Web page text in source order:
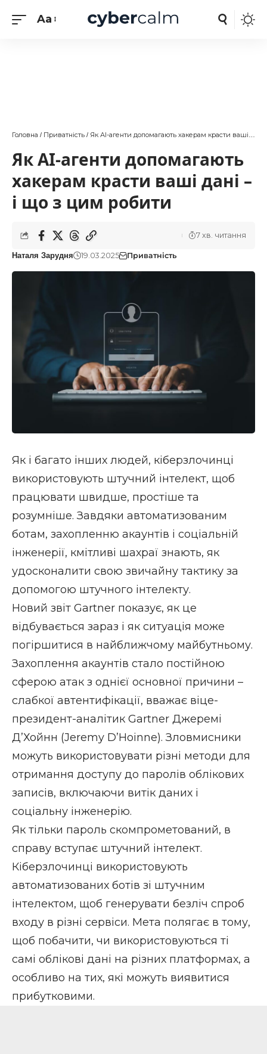
Aa
Головна / Приватність / Як АІ-агенти допомагають хакерам красти ваші дані – і що з цим робити
Як АІ-агенти допомагають
хакерам красти ваші дані –
і що з цим робити
Наталя Зарудня 19.03.2025 Приватність
7 хв. читання
Як і багато інших людей, кіберзлочинці
використовують штучний інтелект, щоб
працювати швидше, простіше та
розумніше. Завдяки автоматизованим
ботам, захопленню акаунтів і соціальній
інженерії, кмітливі шахраї знають, як
удосконалити свою звичайну тактику за
допомогою штучного інтелекту.
Новий звіт Gartner показує, як це
відбувається зараз і як ситуація може
погіршитися в найближчому майбутньому.
Захоплення акаунтів стало постійною
сферою атак з однієї основної причини –
слабкої автентифікації, вважає віце-
президент-аналітик Gartner Джеремі
Д’Хойнн (Jeremy D’Hoinne). Зловмисники
можуть використовувати різні методи для
отримання доступу до паролів облікових
записів, включаючи витік даних і
соціальну інженерію.
Як тільки пароль скомпрометований, в
справу вступає штучний інтелект.
Кіберзлочинці використовують
автоматизованих ботів зі штучним
інтелектом, щоб генерувати безліч спроб
входу в різні сервіси. Мета полягає в тому,
щоб побачити, чи використовуються ті
самі облікові дані на різних платформах, а
особливо на тих, які можуть виявитися
прибутковими.